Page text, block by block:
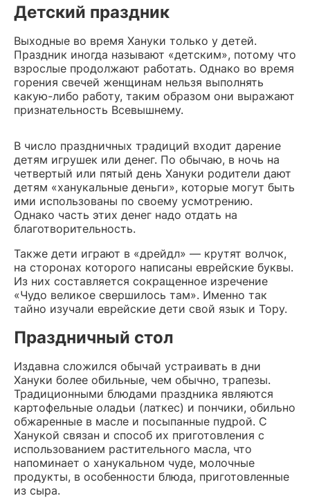
Детский праздник
Выходные во время Хануки только у детей.
Праздник иногда называют «детским», потому что
взрослые продолжают работать. Однако во время
горения свечей женщинам нельзя выполнять
какую-либо работу, таким образом они выражают
признательность Всевышнему.
В число праздничных традиций входит дарение
детям игрушек или денег. По обычаю, в ночь на
четвертый или пятый день Хануки родители дают
детям «ханукальные деньги», которые могут быть
ими использованы по своему усмотрению.
Однако часть этих денег надо отдать на
благотворительность.
Также дети играют в «дрейдл» — крутят волчок,
на сторонах которого написаны еврейские буквы.
Из них составляется сокращенное изречение
«Чудо великое свершилось там». Именно так
тайно изучали еврейские дети свой язык и Тору.
Праздничный стол
Издавна сложился обычай устраивать в дни
Хануки более обильные, чем обычно, трапезы.
Традиционными блюдами праздника являются
картофельные оладьи (латкес) и пончики, обильно
обжаренные в масле и посыпанные пудрой. С
Ханукой связан и способ их приготовления с
использованием растительного масла, что
напоминает о ханукальном чуде, молочные
продукты, в особенности блюда, приготовленные
из сыра.